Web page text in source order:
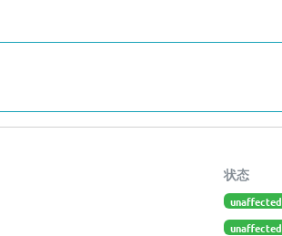
状态
unaffected
unaffected